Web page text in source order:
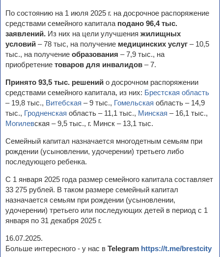
По состоянию на 1 июля 2025 г. на досрочное распоряжение
средствами семейного капитала подано 96,4 тыс.
заявлений. Из них на цели улучшения жилищных
условий – 78 тыс, на получение медицинских услуг – 10,5
тыс., на получение образования – 7,9 тыс., на
приобретение товаров для инвалидов – 7.
Принято 93,5 тыс. решений о досрочном распоряжении
средствами семейного капитала, из них: Брестская область
– 19,8 тыс., Витебская – 9 тыс., Гомельская область – 14,9
тыс., Гродненская область – 11,1 тыс., Минская – 16,1 тыс.,
Могилевская – 9,5 тыс., г. Минск – 13,1 тыс.
Семейный капитал назначается многодетным семьям при
рождении (усыновлении, удочерении) третьего либо
последующего ребенка.
С 1 января 2025 года размер семейного капитала составляет
33 275 рублей. В таком размере семейный капитал
назначается семьям при рождении (усыновлении,
удочерении) третьего или последующих детей в период с 1
января по 31 декабря 2025 г.
16.07.2025.
Больше интересного - у нас в Telegram https://t.me/brestcity